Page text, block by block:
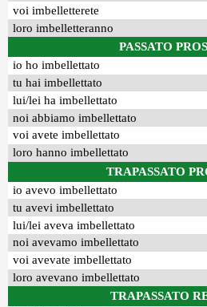
voi imbelletterete
loro imbelletteranno
PASSATO
io ho imbellettato
tu hai imbellettato
lui/lei ha imbellettato
noi abbiamo imbellettato
voi avete imbellettato
loro hanno imbellettato
TRAPASSATO
io avevo imbellettato
tu avevi imbellettato
lui/lei aveva imbellettato
noi avevamo imbellettato
voi avevate imbellettato
loro avevano imbellettato
TRAPASSATO